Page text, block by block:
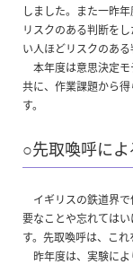
しました。また一昨
リスクのある判断を
い人ほどリスクのある
本年度は意思決定モ
共に、作業課題から
す。
○先取喚呼に
イギリスの鉄道界で
要なことや忘れては
す。先取喚呼は、これ
昨年度は、実験によ